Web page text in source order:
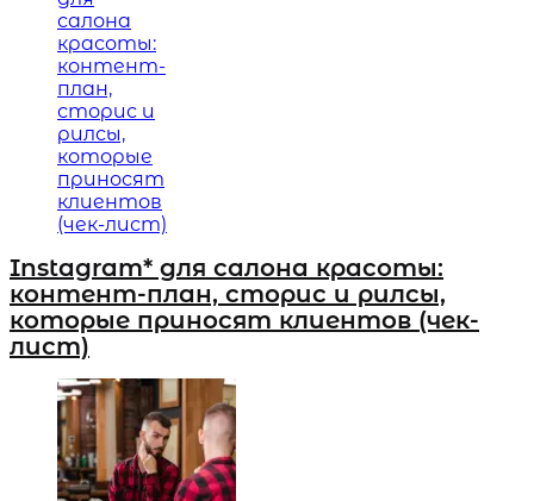
Instagram* для салона красоты:
контент-план, сторис и рилсы,
которые приносят клиентов (чек-
лист)